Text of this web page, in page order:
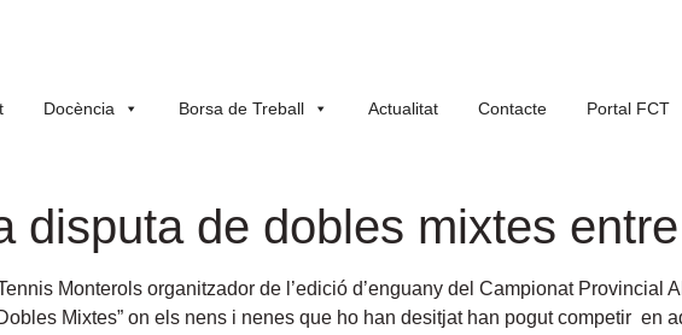
Docència Borsa de Treball Actualitat Contacte Portal FCT
disputa de dobles mixtes
Monterols organitzador de l’edició d’enguany del Campionat Provincial
Mixtes” on els nens i nenes que ho han desitjat han pogut competir en